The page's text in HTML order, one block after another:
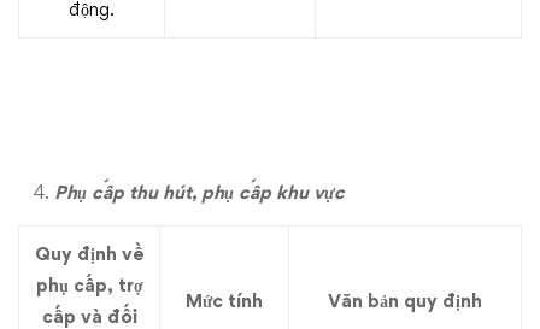
động.
Phụ cấp thu hút, phụ cấp khu vực
Quy định về
phụ cấp, trợ
cấp và đối
Mức tính Văn bản quy định